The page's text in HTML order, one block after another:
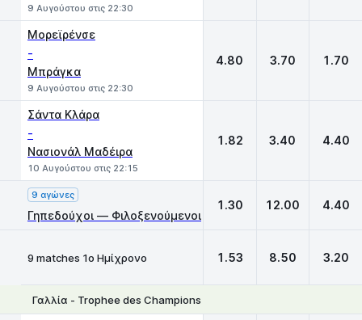
9 Αυγούστου στις 22:30
Μορεϊρένσε
-
Μπράγκα
9 Αυγούστου στις 22:30
4.80 3.70 1.70
Σάντα Κλάρα
-
Νασιονάλ Μαδέιρα
10 Αυγούστου στις 22:15
1.82 3.40 4.40
9 αγώνες
Γηπεδούχοι — Φιλοξενούμενοι
1.30 12.00 4.40
9 matches 1ο Ημίχρονο 1.53 8.50 3.20
Γαλλία - Trophee des Champions